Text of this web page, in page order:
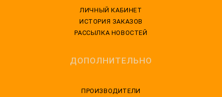
ЛИЧНЫЙ КАБИНЕТ
ИСТОРИЯ ЗАКАЗОВ
РАССЫЛКА НОВОСТЕЙ
ДОПОЛНИТЕЛЬНО
ПРОИЗВОДИТЕЛИ